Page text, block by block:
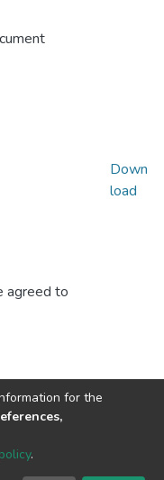
agreed to
Down
load
for the
.